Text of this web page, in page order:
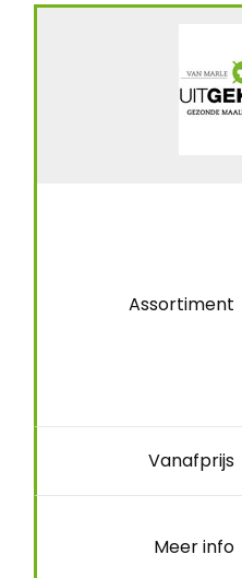
Assortiment
Vanafprijs
Meer info